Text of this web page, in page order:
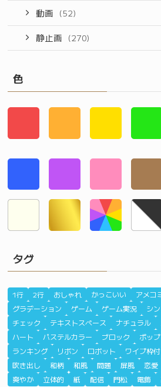
動画 (52)
静止画 (270)
色
タグ
1行 2行 おしゃれ かっこいい アメコ
グラデーション
ゲーム ゲーム実況 シ
チェック
テキストスペース ナチュラル
ハート
パステルカラー ブロック ポップ
ランキング
リボン ロボット ワイプ枠
吹き出し
和柄 和風 問題 屏風 恋愛
爽やか
立体的 紙 配信 門松 電飾